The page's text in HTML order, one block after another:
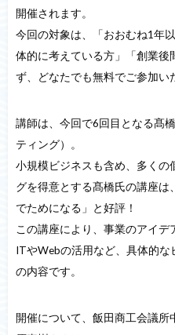
開催されます。
今回の対象は、「おおむね1年
体的に考えている方」「創業後
ず、どなたでも無料でご参加い
講師は、今回で6回目となる髙
ティング）。
小規模ビジネスも含め、多くの
グを得意とする髙橋氏の講座
でためになる」と好評！
この講座により、事業のアイデ
ITやWebの活用など、具体的
の内容です。
開催について、飯田商工会議